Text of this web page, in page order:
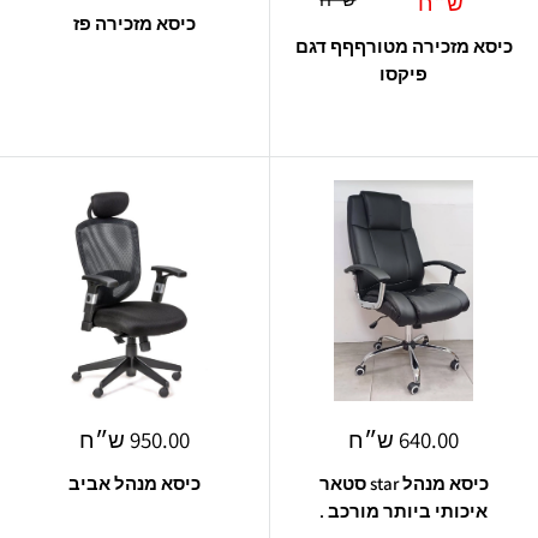
כיסא מזכירה מטורףףף דגם
פיקסו
כיסא מזכירה פז
מחיר
640.00 ש״ח
כיסא מנהל star סטאר
איכותי ביותר מורכב .
מחיר
950.00 ש״ח
כיסא מנהל אביב